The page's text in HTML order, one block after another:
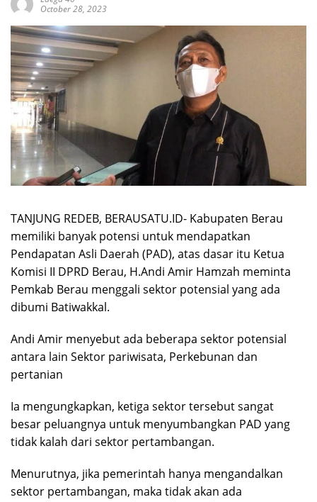
October 28, 2023
TANJUNG REDEB, BERAUSATU.ID- Kabupaten Berau
memiliki banyak potensi untuk mendapatkan
Pendapatan Asli Daerah (PAD), atas dasar itu Ketua
Komisi II DPRD Berau, H.Andi Amir Hamzah meminta
Pemkab Berau menggali sektor potensial yang ada
dibumi Batiwakkal.
Andi Amir menyebut ada beberapa sektor potensial
antara lain Sektor pariwisata, Perkebunan dan
pertanian
Ia mengungkapkan, ketiga sektor tersebut sangat
besar peluangnya untuk menyumbangkan PAD yang
tidak kalah dari sektor pertambangan.
Menurutnya, jika pemerintah hanya mengandalkan
sektor pertambangan, maka tidak akan ada